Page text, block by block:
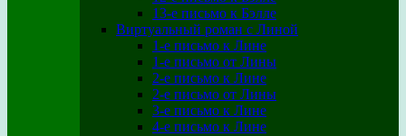
13-е письмо к Бэлле
Виртуальный роман с Линой
1-е письмо к Лине
1-е письмо от Лины
2-е письмо к Лине
2-е письмо от Лины
3-е письмо к Лине
4-е письмо к Лине